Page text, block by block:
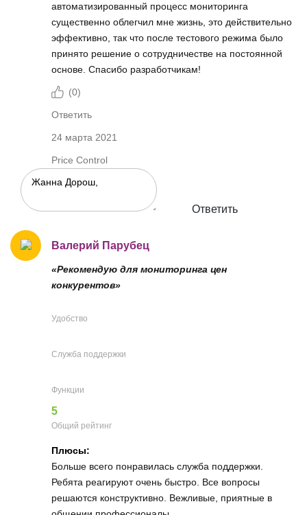
автоматизированный процесс мониторинга
существенно облегчил мне жизнь, это действительно
эффективно, так что после тестового режима было
принято решение о сотрудничестве на постоянной
основе. Спасибо разработчикам!
(0)
Ответить
24 марта 2021
Price Control
Ответить
Валерий Парубец
«Рекомендую для мониторинга цен
конкурентов»
Удобство
Служба поддержки
Функции
5
Общий рейтинг
Плюсы:
Больше всего понравилась служба поддержки.
Ребята реагируют очень быстро. Все вопросы
решаются конструктивно. Вежливые, приятные в